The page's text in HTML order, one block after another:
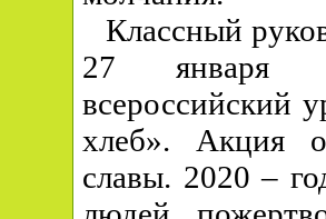
Классный
27
всероссийский
хлеб». Акция
славы. 2020 –